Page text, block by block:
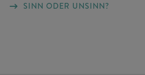
SINN ODER UNSINN?